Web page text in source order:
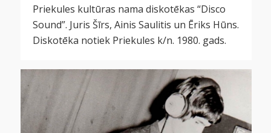
Priekules kultūras nama diskotēkas “Disco
Sound”. Juris Šīrs, Ainis Saulitis un Ēriks Hūns.
Diskotēka notiek Priekules k/n. 1980. gads.